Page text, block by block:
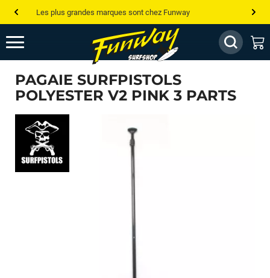
Les plus grandes marques sont chez Funway
Jusqu’à -75% de remise sur le windsurf, wingfoil, etc...
💰 Meilleur prix garanti — Moins cher ailleurs ? On s’aligne !
Besoin de conseils de pro ? Appelle nous !
PAGAIE SURFPISTOLS
POLYESTER V2 PINK 3 PARTS